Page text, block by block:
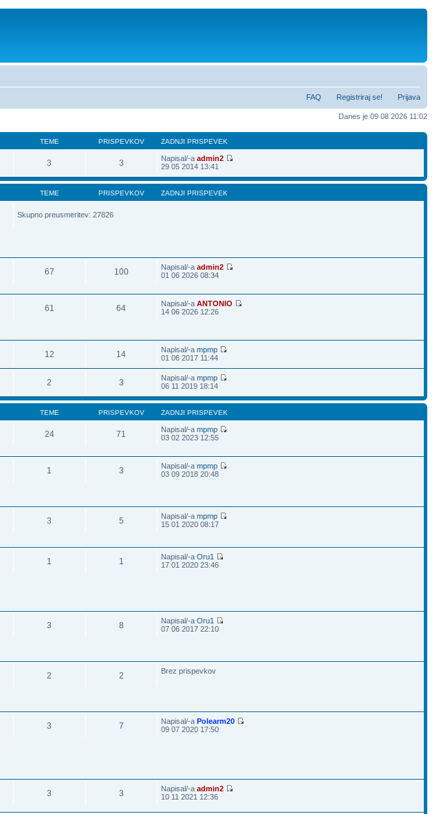
FAQ Registriraj se! Prijava
Danes je 09 08 2026 11:02
TEME PRISPEVKOV ZADNJI PRISPEVEK
3 3 Napisal/-aadmin2
29 05 2014 13:41
TEME PRISPEVKOV ZADNJI PRISPEVEK
Skupno preusmeritev: 27826
67 100 Napisal/-aadmin2
01 06 2026 08:34
61 64 Napisal/-aANTONIO
14 06 2026 12:26
12 14 Napisal/-ampmp
01 06 2017 11:44
2 3 Napisal/-ampmp
06 11 2019 18:14
TEME PRISPEVKOV ZADNJI PRISPEVEK
24 71 Napisal/-ampmp
03 02 2023 12:55
1 3 Napisal/-ampmp
03 09 2018 20:48
3 5 Napisal/-ampmp
15 01 2020 08:17
1 1 Napisal/-aOru1
17 01 2020 23:46
3 8 Napisal/-aOru1
07 06 2017 22:10
2 2 Brez prispevkov
3 7 Napisal/-aPolearm20
09 07 2020 17:50
3 3 Napisal/-aadmin2
10 11 2021 12:36